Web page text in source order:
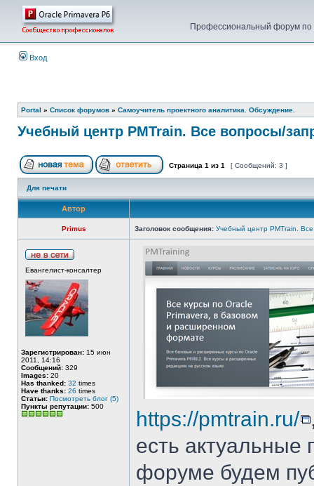
Профессиональный форум по
Вход
Portal » Список форумов » Самоучитель проектного аналитика. Обсуждение.
Учебный центр PMTrain. Все вопросы/
Страница 1 из 1 [ Сообщений: 3 ]
Для печати
Автор
Primus Заголовок сообщения: Учебный центр PMTrain.
Евангелист-консалтер
Зарегистрирован: 15 июн
2011, 14:16
Сообщений: 329
Images: 20
Has thanked: 32 times
Have thanks: 26 times
Статьи: Посмотреть блог (5)
Пункты репутации: 500
https://pmtrain.ru/
есть
форуме будем